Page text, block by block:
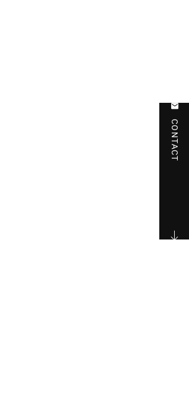
CONTACT